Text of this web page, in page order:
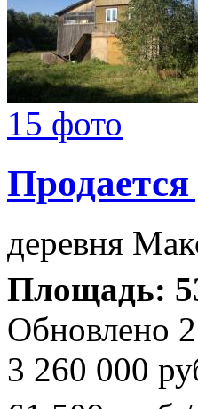
15 фото
деревня
Площадь:
Обновлено
3 260 000